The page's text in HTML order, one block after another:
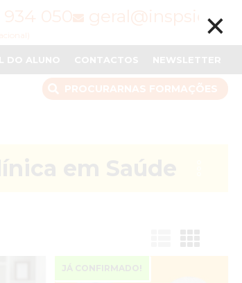
934 050 geral@inspsic.pt
PROCURARNAS FORMAÇÕES
JÁ CONFIRMADO!
×